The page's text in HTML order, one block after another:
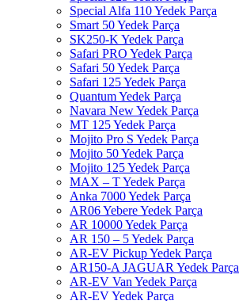
Special Alfa 110 Yedek Parça
Smart 50 Yedek Parça
SK250-K Yedek Parça
Safari PRO Yedek Parça
Safari 50 Yedek Parça
Safari 125 Yedek Parça
Quantum Yedek Parça
Navara New Yedek Parça
MT 125 Yedek Parça
Mojito Pro S Yedek Parça
Mojito 50 Yedek Parça
Mojito 125 Yedek Parça
MAX – T Yedek Parça
Anka 7000 Yedek Parça
AR06 Yebere Yedek Parça
AR 10000 Yedek Parça
AR 150 – 5 Yedek Parça
AR-EV Pickup Yedek Parça
AR150-A JAGUAR Yedek Parça
AR-EV Van Yedek Parça
AR-EV Yedek Parça